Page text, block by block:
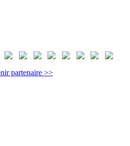
partenaire >>